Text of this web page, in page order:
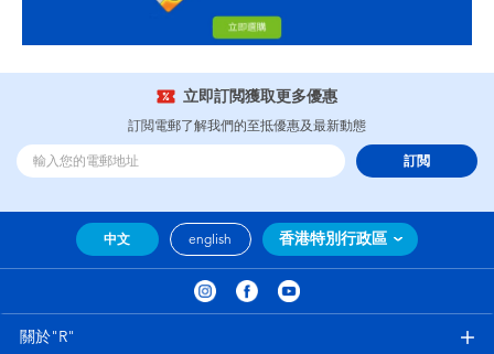
立即訂閲獲取更多優惠
訂閲電郵了解我們的至抵優惠及最新動態
訂閲
中文 english 香港特別行政區
關於"R"